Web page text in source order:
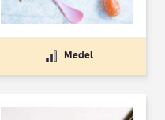
Medel